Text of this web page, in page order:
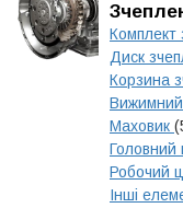
Комплект
Диск
Корзина
Маховик
Головний
Робочий
Інші